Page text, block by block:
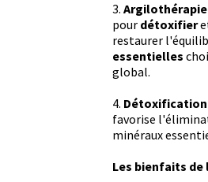
3.
pour détoxifier
restaurer
essentielles
global.
4.
favorise
minéraux
Les bienfaits